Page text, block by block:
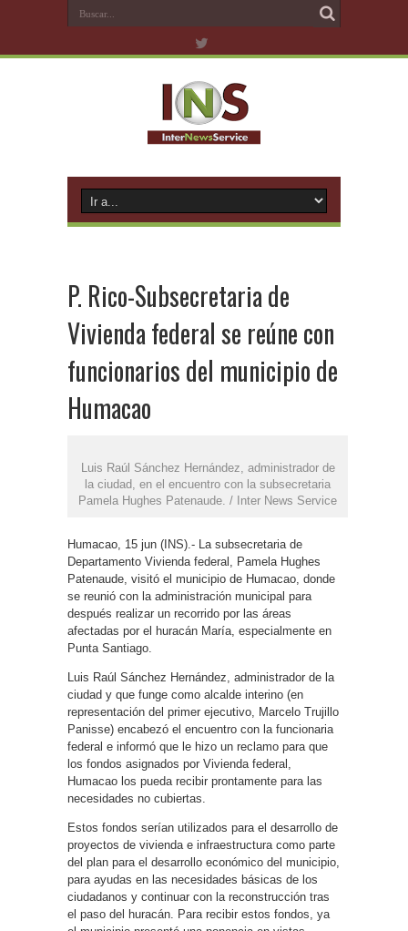
P. Rico-Subsecretaria de
Vivienda federal se reúne con
funcionarios del municipio de
Humacao
Luis Raúl Sánchez Hernández, administrador de
la ciudad, en el encuentro con la subsecretaria
Pamela Hughes Patenaude. / Inter News Service
Humacao, 15 jun (INS).- La subsecretaria de
Departamento Vivienda federal, Pamela Hughes
Patenaude, visitó el municipio de Humacao, donde
se reunió con la administración municipal para
después realizar un recorrido por las áreas
afectadas por el huracán María, especialmente en
Punta Santiago.
Luis Raúl Sánchez Hernández, administrador de la
ciudad y que funge como alcalde interino (en
representación del primer ejecutivo, Marcelo Trujillo
Panisse) encabezó el encuentro con la funcionaria
federal e informó que le hizo un reclamo para que
los fondos asignados por Vivienda federal,
Humacao los pueda recibir prontamente para las
necesidades no cubiertas.
Estos fondos serían utilizados para el desarrollo de
proyectos de vivienda e infraestructura como parte
del plan para el desarrollo económico del municipio,
para ayudas en las necesidades básicas de los
ciudadanos y continuar con la reconstrucción tras
el paso del huracán. Para recibir estos fondos, ya